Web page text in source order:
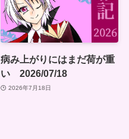
病み上がりにはまだ荷が重
い 2026/07/18
2026年7月18日